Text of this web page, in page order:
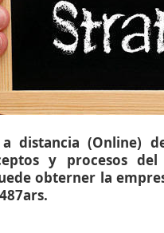
distancia (Online)
y procesos
obterner la